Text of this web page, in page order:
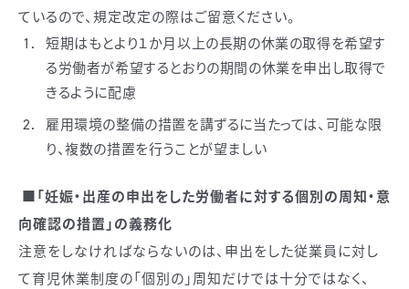
ているので、規定改定の際はご留意ください。
短期はもとより１か月以上の長期の休業の取得を希望す
る労働者が希望するとおりの期間の休業を申出し取得で
きるように配慮
雇用環境の整備の措置を講ずるに当たっては、可能な限
り、複数の措置を行うことが望ましい
■「妊娠・出産の申出をした労働者に対する個別の周知・意
向確認の措置」の義務化
注意をしなければならないのは、申出をした従業員に対し
て育児休業制度の「個別の」周知だけでは十分ではなく、